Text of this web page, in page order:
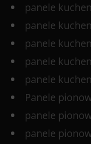
panele
panele
panele
panele
panele
Panele
panele
panele